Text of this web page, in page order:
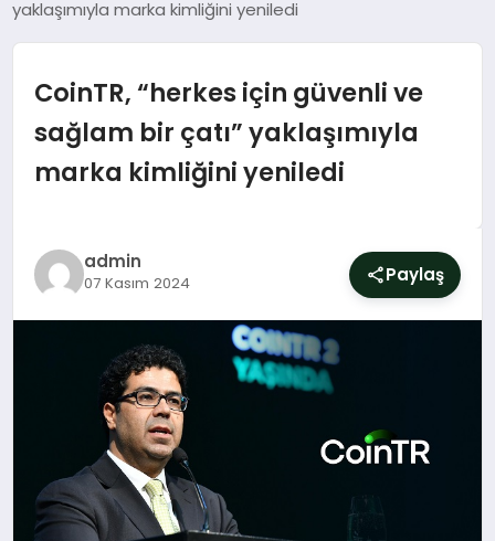
MAGAZIN
YAŞAM
yaklaşımıyla marka kimliğini yeniledi
CoinTR, “herkes için güvenli ve
sağlam bir çatı” yaklaşımıyla
marka kimliğini yeniledi
admin
07 Kasım 2024 Paylaş